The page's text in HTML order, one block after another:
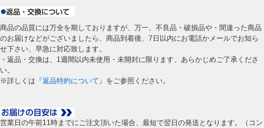
商品の品質には万全を期しておりますが、万一、不良品・破損品や・間違った商品
のお届けなどがございましたら、商品到着後、7日以内にお電話かメールでお知ら
せ下さい、早急に対応致します。
・返品・交換は、1週間以内未使用・未開封に限ります、あらかじめご了承くださ
い。
※詳しくは 『返品特約について』 をご参照ください。
営業日の午前11時までにご注文頂いた場合、最短で翌日の発送となります。（コン